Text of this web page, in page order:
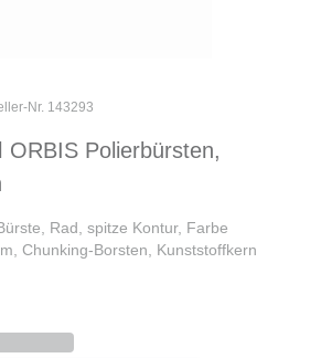
Nr. 143293
ORBIS Polierbürsten,
Rad, spitze Kontur, Farbe
Chunking-Borsten, Kunststoffkern